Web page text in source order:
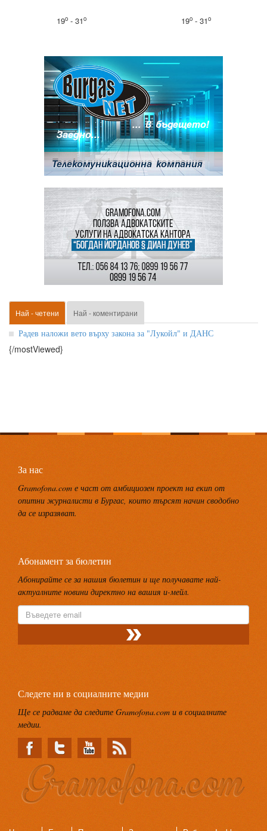
19o- 31o 19o- 31o
Най - четени Най - коментирани
Радев наложи вето върху закона за "Лукойл" и ДАНС
{/mostViewed}
За нас
Gramofona.com е част от амбициозен проект на екип от
опитни журналисти в Бургас, които търсят начин сводобно
да се изразяват.
Абонамент за бюлетин
Абонирайте се за нашия бюлетин и ще получавате най-
актуалните новини директно на вашия и-мейл.
Следете ни в социалните медии
Ще се радваме да следите Gramofona.com и в социалните
медии.